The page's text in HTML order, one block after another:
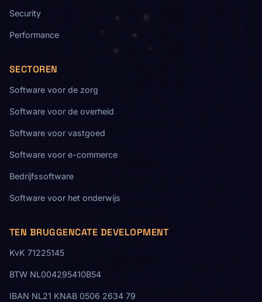
Security
Performance
SECTOREN
Software voor de zorg
Software voor de overheid
Software voor vastgoed
Software voor e-commerce
Bedrijfssoftware
Software voor het onderwijs
TEN BRUGGENCATE DEVELOPMENT
KvK 71225145
BTW NL004295410B54
IBAN NL21 KNAB 0506 2634 79